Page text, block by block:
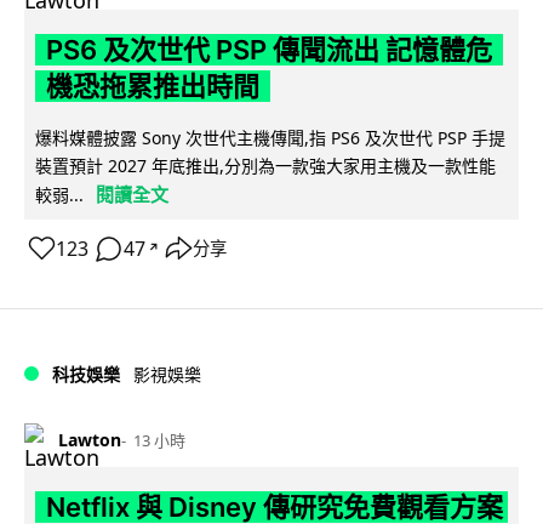
PS6 及次世代 PSP 傳聞流出 記憶體危
機恐拖累推出時間
爆料媒體披露 Sony 次世代主機傳聞,指 PS6 及次世代 PSP 手提
裝置預計 2027 年底推出,分別為一款強大家用主機及一款性能
較弱...
閱讀全文
123 47 ↗ 分享
科技娛樂 影視娛樂
Lawton 13 小時
Netflix 與 Disney 傳研究免費觀看方案